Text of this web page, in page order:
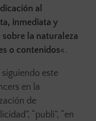
al
inmediata y
sobre la naturaleza
o contenidos«.
este
en la
de
“publi”, “en